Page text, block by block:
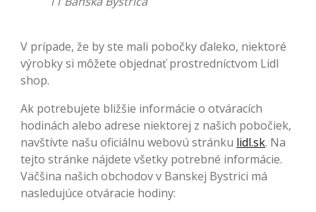
V prípade, že by ste mali pobočky ďaleko, niektoré
výrobky si môžete objednať prostredníctvom Lidl
shop.
Ak potrebujete bližšie informácie o otváracích
hodinách alebo adrese niektorej z našich pobočiek,
navštívte našu oficiálnu webovú stránku lidl.sk. Na
tejto stránke nájdete všetky potrebné informácie.
Väčšina našich obchodov v Banskej Bystrici má
nasledujúce otváracie hodiny: